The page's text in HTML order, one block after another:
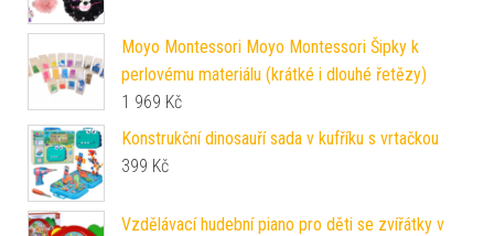
Moyo Montessori Moyo Montessori Šipky k
perlovému materiálu (krátké i dlouhé řetězy)
1 969 Kč
Konstrukční dinosauří sada v kufříku s vrtačkou
399 Kč
Vzdělávací hudební piano pro děti se zvířátky v